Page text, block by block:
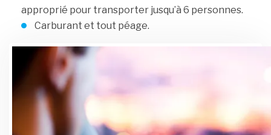
approprié pour transporter jusqu’à 6 personnes.
Carburant et tout péage.